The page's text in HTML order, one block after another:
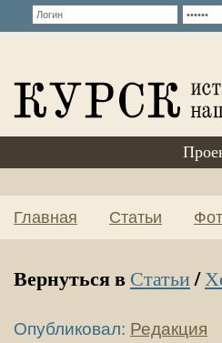
Главная Статьи
Вернуться в Статьи/
Опубликовал: Редакция